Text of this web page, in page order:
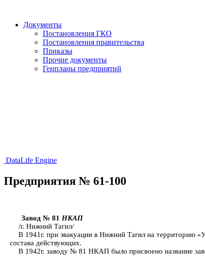
Документы
Постановления ГКО
Постановления правительства
Приказы
Прочие документы
Генпланы предприятий
DataLife Engine
Предприятия № 61-100
Завод № 81 НКАП
/г. Нижний Тагил/
В 1941г. при эвакуации в Нижний Тагил на
состава действующих.
В 1942г. заводу № 81 НКАП было присвоено название